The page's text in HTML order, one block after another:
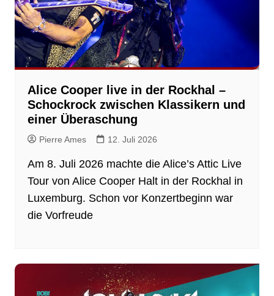
Alice Cooper live in der Rockhal –
Schockrock zwischen Klassikern und
einer Überaschung
Pierre Ames 12. Juli 2026
Am 8. Juli 2026 machte die Alice’s Attic Live
Tour von Alice Cooper Halt in der Rockhal in
Luxemburg. Schon vor Konzertbeginn war
die Vorfreude